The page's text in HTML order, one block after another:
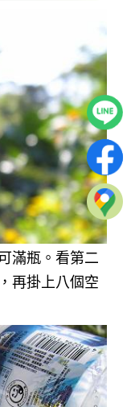
滿瓶。看第二
再掛上八個空